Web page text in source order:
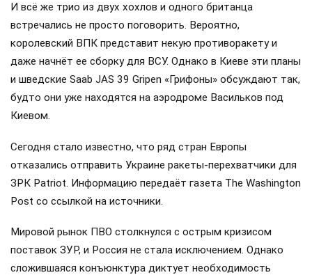
И всё же трио из двух хохлов и одного британца
встречались не просто поговорить. Вероятно,
королевский ВПК представит некую противоракету и
даже начнёт ее сборку для ВСУ. Однако в Киеве эти планы
и шведские Saab JAS 39 Gripen «Грифоны» обсуждают так,
будто они уже находятся на аэродроме Васильков под
Киевом.
Сегодня стало известно, что ряд стран Европы
отказались отправить Украине ракеты-перехватчики для
ЗРК Patriot. Информацию передаёт газета The Washington
Post со ссылкой на источники.
Мировой рынок ПВО столкнулся с острым кризисом
поставок ЗУР, и Россия не стала исключением. Однако
сложившаяся конъюнктура диктует необходимость